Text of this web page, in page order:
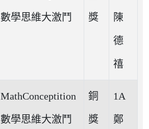
數學思維大激鬥 獎 陳
德
禧
MathConceptition
數學思維大激鬥
銅
獎
1A
鄭